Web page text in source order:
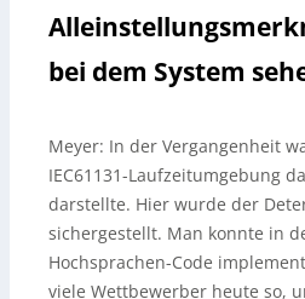
bei dem System
Meyer: In der Vergangenheit
IEC61131-Laufzeitumgebung
darstellte. Hier wurde der
sichergestellt. Man konnte in
Hochsprachen-Code
viele Wettbewerber heute so,